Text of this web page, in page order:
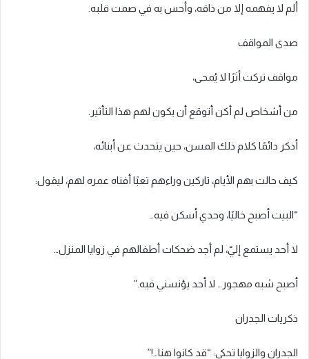
ألم لا يفهمه إلا من ذاقه، وأحس به في صمت قلبه.
صدى المواقف
مواقف تركت أثرًا لا يُمحى،
من أشخاص لم أكن أتوقع أن يكون لهم هذا التأثير.
أذكر دائمًا كلام ذلك المسن، حين يتحدث عن أبنائه،
كيف حالت بهم الأيام، تاركين وراءهم تعبًا أفناه عمره لهم، ليقول:
“البيت أصبح خاليًا، وحدي أسكن فيه…
لا أحد يستمع إليّ، لم أجد ضحكات أطفالهم في زوايا المنزل…
أصبح شبه مهجور… لا أحد يؤنسني فيه.”
ذكريات الجدران
الجدران والزوايا تحكي: “قد كانوا هنا…!”